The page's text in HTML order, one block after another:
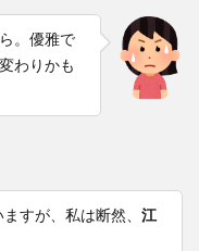
。優雅で
わりかも
すが、私は断然、 江